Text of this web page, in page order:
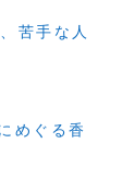
苦手な人
めぐる香